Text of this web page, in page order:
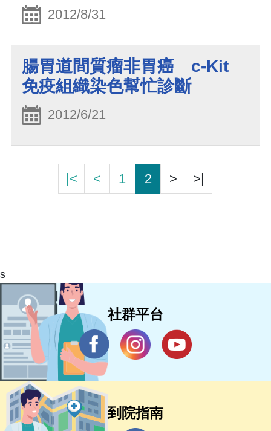
2012/8/31
腸胃道間質瘤非胃癌 c-Kit
免疫組織染色幫忙診斷
2012/6/21
|< < 1 2 > >|
s
社群平台
到院指南